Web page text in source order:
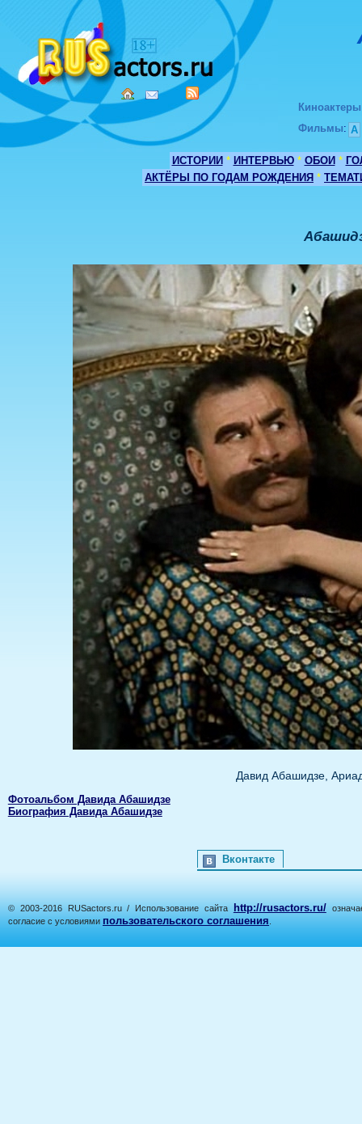
Киноактеры
Фильмы: А
ИСТОРИИ * ИНТЕРВЬЮ * ОБОИ *
АКТЁРЫ ПО ГОДАМ РОЖДЕНИЯ *
Давид Абашидзе,
Фотоальбом Давида Абашидзе
Биография Давида Абашидзе
Вконтакте
© 2003-2016 RUSactors.ru / Использование сайта http://rusactors.ru/
согласие с условиями пользовательского соглашения